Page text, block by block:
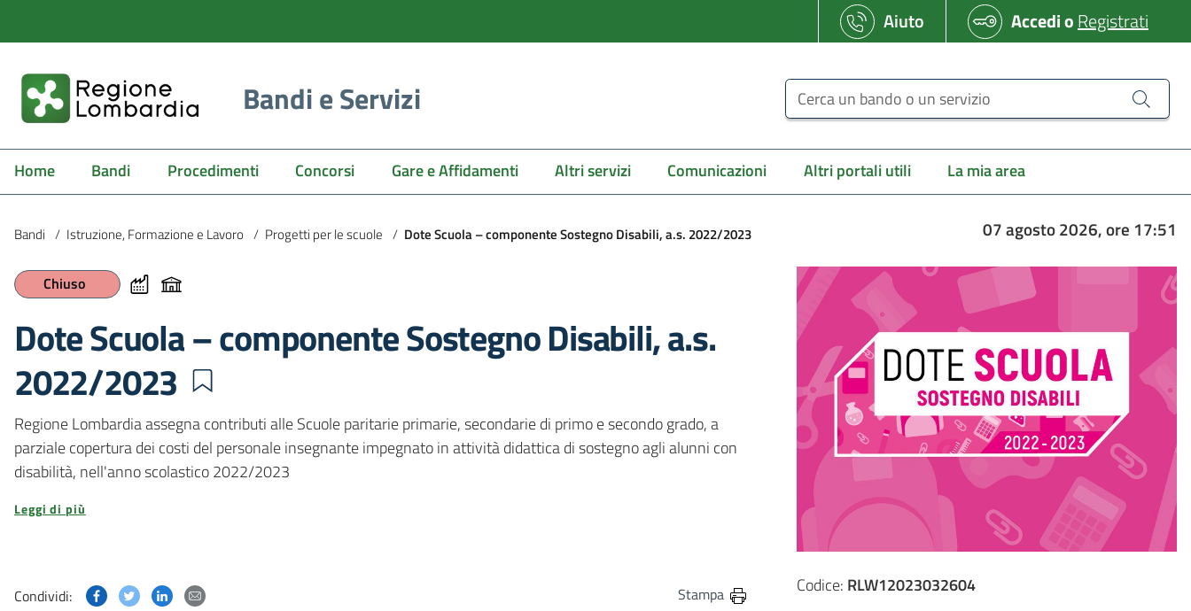
Aiuto AccedioRegistrati
Bandi e Servizi Cerca un bando o un servizio
Home Bandi Procedimenti Concorsi Gare e Affidamenti Altri servizi Comunicazioni Altri portali utili La mia area
Bandi / Istruzione, Formazione e Lavoro / Progetti per le scuole / Dote Scuola – componente Sostegno Disabili, a.s. 2022/2023 07 agosto 2026, ore 17:51
Chiuso
Dote Scuola – componente Sostegno Disabili, a.s.
2022/2023
Regione Lombardia assegna contributi alle Scuole paritarie primarie, secondarie di primo e secondo grado, a
parziale copertura dei costi del personale insegnante impegnato in attività didattica di sostegno agli alunni con
disabilità, nell'anno scolastico 2022/2023
Leggi di più
Condividi: Condividi questa pagina su Facebook
Condividi questa pagina su Twitter
Condividi questa pagina su Linkedin Stampa Codice: RLW12023032604